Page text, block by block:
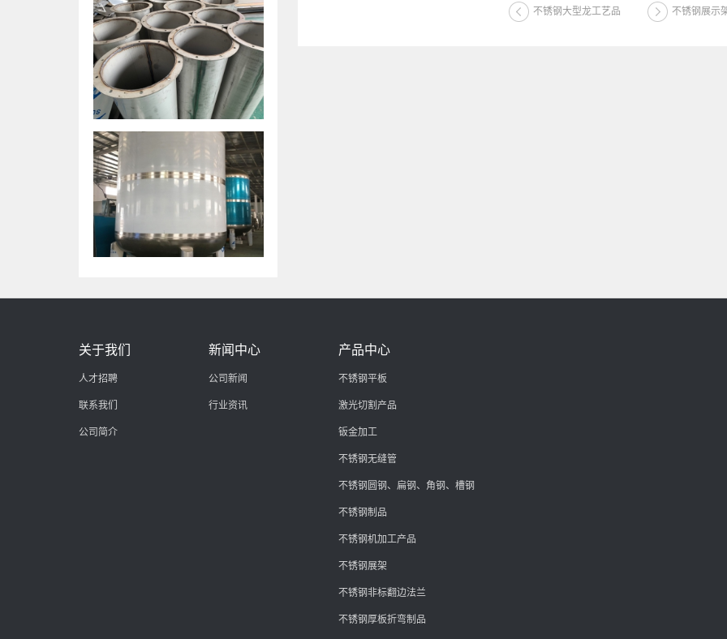
不锈钢大型龙工艺品 不锈钢展示
关于我们
人才招聘
联系我们
公司简介
新闻中心
公司新闻
行业资讯
产品中心
不锈钢平板
激光切割产品
钣金加工
不锈钢无缝管
不锈钢圆钢、扁钢、角钢、槽钢
不锈钢制品
不锈钢机加工产品
不锈钢展架
不锈钢非标翻边法兰
不锈钢厚板折弯制品